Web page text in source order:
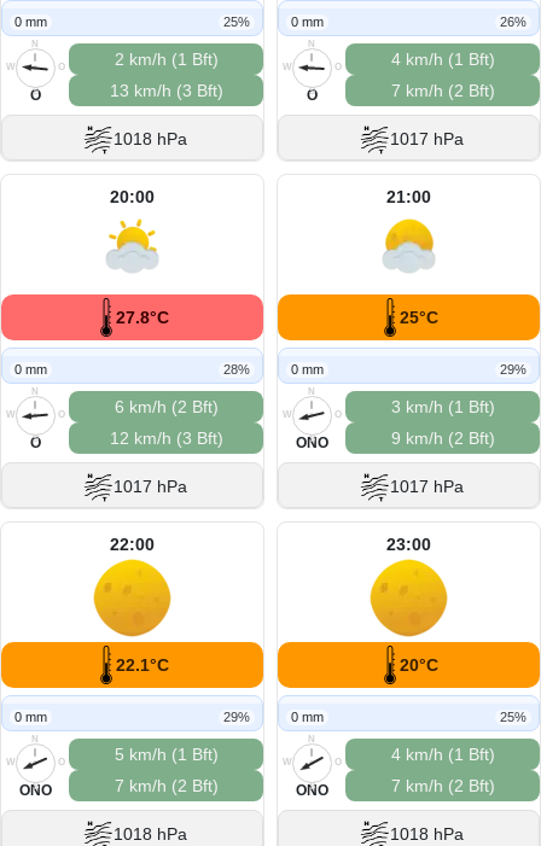
0 mm 25%
N
O
S
W
O
2 km/h (1 Bft)
13 km/h (3 Bft)
1018 hPa
0 mm 26%
N
O
S
W
O
4 km/h (1 Bft)
7 km/h (2 Bft)
1017 hPa
20:00
27.8°C
0 mm 28%
N
O
S
W
O
6 km/h (2 Bft)
12 km/h (3 Bft)
1017 hPa
21:00
25°C
0 mm 29%
N
O
S
W
ONO
3 km/h (1 Bft)
9 km/h (2 Bft)
1017 hPa
22:00
22.1°C
0 mm 29%
N
O
S
W
ONO
5 km/h (1 Bft)
7 km/h (2 Bft)
1018 hPa
23:00
20°C
0 mm 25%
N
O
S
W
ONO
4 km/h (1 Bft)
7 km/h (2 Bft)
1018 hPa